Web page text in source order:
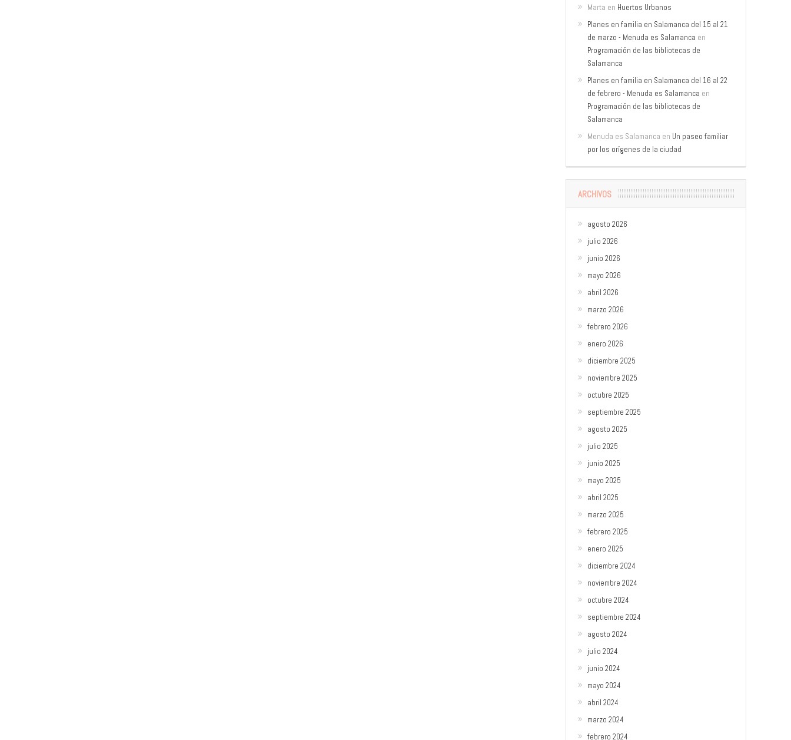
Marta en Huertos Urbanos
Planes en familia en Salamanca del 15 al 21
de marzo - Menuda es Salamanca en
Programación de las bibliotecas de
Salamanca
Planes en familia en Salamanca del 16 al 22
de febrero - Menuda es Salamanca en
Programación de las bibliotecas de
Salamanca
Menuda es Salamanca en Un paseo familiar
por los orígenes de la ciudad
ARCHIVOS
agosto 2026
julio 2026
junio 2026
mayo 2026
abril 2026
marzo 2026
febrero 2026
enero 2026
diciembre 2025
noviembre 2025
octubre 2025
septiembre 2025
agosto 2025
julio 2025
junio 2025
mayo 2025
abril 2025
marzo 2025
febrero 2025
enero 2025
diciembre 2024
noviembre 2024
octubre 2024
septiembre 2024
agosto 2024
julio 2024
junio 2024
mayo 2024
abril 2024
marzo 2024
febrero 2024